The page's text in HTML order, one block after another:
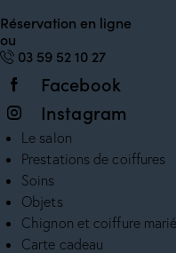
Réservation en ligne
ou
03 59 52 10 27
Facebook
Instagram
Le salon
Prestations de coiffures
Soins
Objets
Chignon et coiffure
Carte cadeau